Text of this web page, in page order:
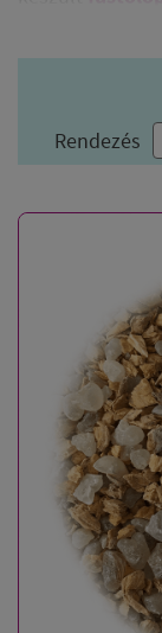
Rendezés